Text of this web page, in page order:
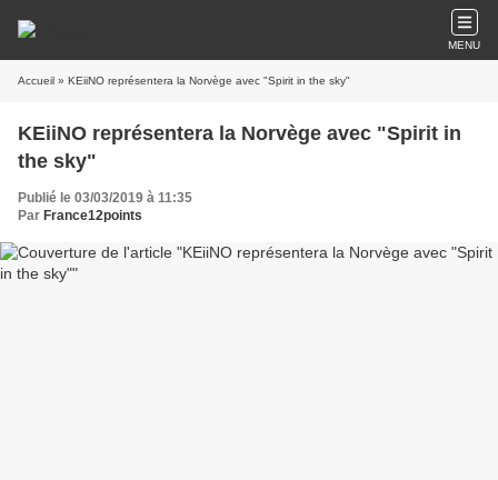
MENU
Accueil » KEiiNO représentera la Norvège avec "Spirit in the sky"
KEiiNO représentera la Norvège avec "Spirit in
the sky"
Publié le 03/03/2019 à 11:35
Par France12points